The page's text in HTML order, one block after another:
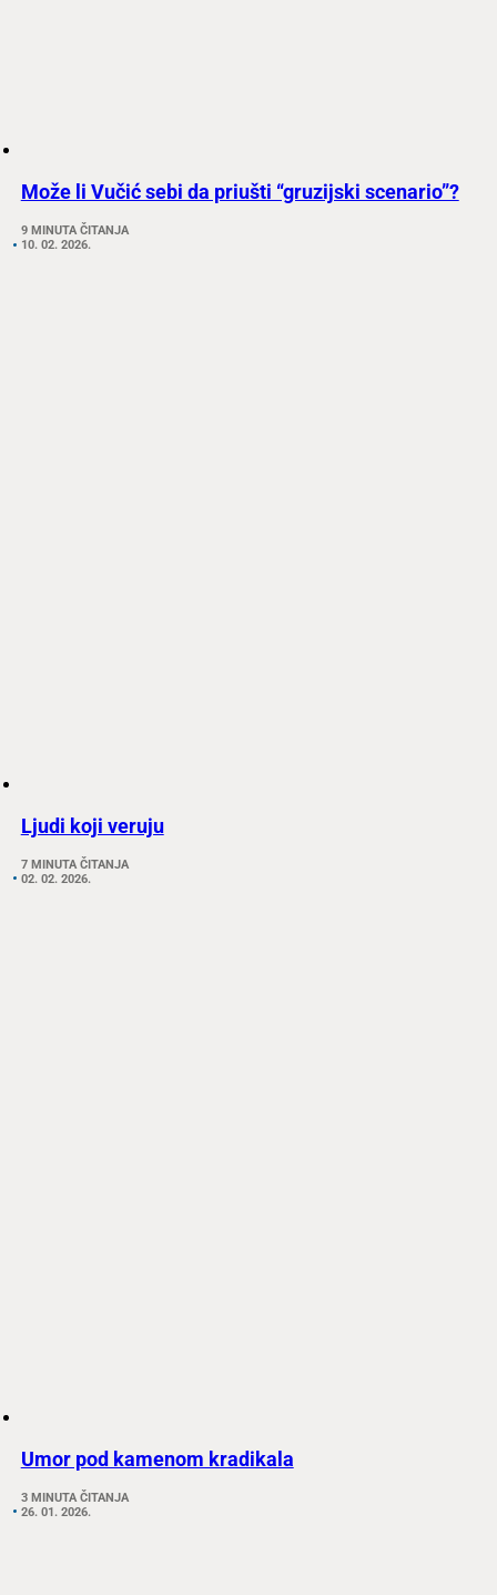
Može li Vučić sebi da priušti “gruzijski scenario”?
9 MINUTA ČITANJA
10. 02. 2026.
Ljudi koji veruju
7 MINUTA ČITANJA
02. 02. 2026.
Umor pod kamenom kradikala
3 MINUTA ČITANJA
26. 01. 2026.